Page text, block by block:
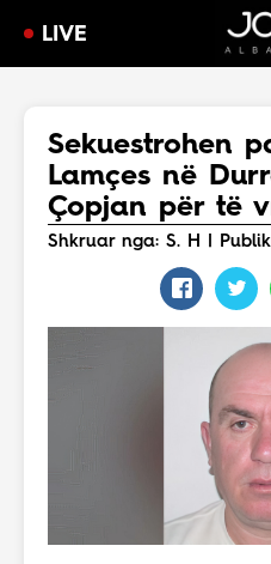
LIVE
Sekuestrohen
Lamçes në
Çopjan për të
Shkruar nga: S. H |